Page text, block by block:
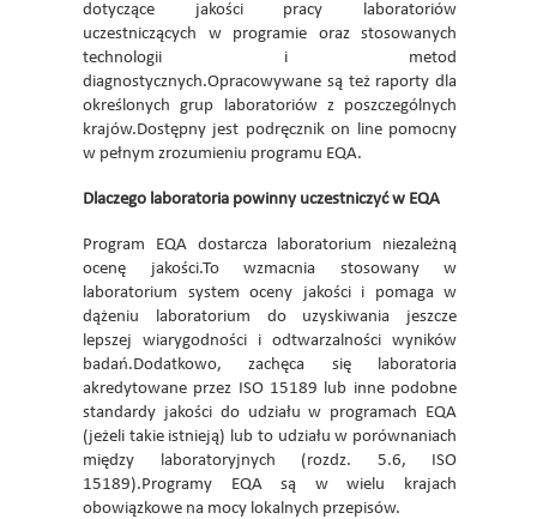
dotyczące jakości pracy laboratoriów
uczestniczących w programie oraz stosowanych
technologii i metod
diagnostycznych.Opracowywane są też raporty dla
określonych grup laboratoriów z poszczególnych
krajów.Dostępny jest podręcznik on line pomocny
w pełnym zrozumieniu programu EQA.
Dlaczego laboratoria powinny uczestniczyć w EQA
Program EQA dostarcza laboratorium niezależną
ocenę jakości.To wzmacnia stosowany w
laboratorium system oceny jakości i pomaga w
dążeniu laboratorium do uzyskiwania jeszcze
lepszej wiarygodności i odtwarzalności wyników
badań.Dodatkowo, zachęca się laboratoria
akredytowane przez ISO 15189 lub inne podobne
standardy jakości do udziału w programach EQA
(jeżeli takie istnieją) lub to udziału w porównaniach
między laboratoryjnych (rozdz. 5.6, ISO
15189).Programy EQA są w wielu krajach
obowiązkowe na mocy lokalnych przepisów.